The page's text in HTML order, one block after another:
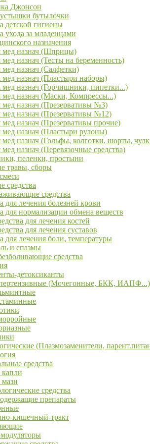
Джонсон
бутылочки
детской гигиены
ухода за младенцами
назначения
мед назнач (Шприцы)
назнач (Тесты на беременность)
мед назнач (Салфетки)
мед назнач (Пластыри наборы)
мед назнач (Горчишники, пипетки...)
мед назнач (Маски, Компрессы...)
мед назнач (Презервативы №3)
мед назнач (Презервативы №12)
мед назнач (Презервативы прочие)
мед назнач (Пластыри рулоны)
мед назнач (Гольфы, колготки, шорты,
назнач (Перевязочные средства)
пеленки, простыни
травы, сборы
средства
средства
для лечения болезней крови
для нормализации обмена веществ
для лечения костей
для лечения суставов
для лечения боли, температуры
и спазмы
средства
детоксиканты
(Мочегонные, БКК, ИАПФ...)
(Плазмозаменители,
средства
капли
мази
средства
препараты
кишечный-тракт